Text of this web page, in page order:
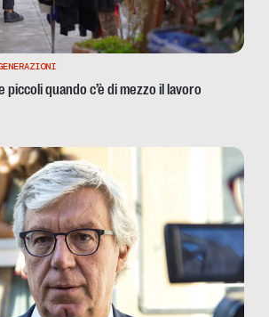
quando c’è di mezzo il lavoro